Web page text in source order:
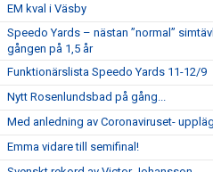
EM kval i Väsby
Speedo Yards – nästan ”normal”
gången på 1,5 år
Funktionärslista Speedo Yards 11-12/9
Nytt Rosenlundsbad på gång...
Med anledning av Coronaviruset-
Emma vidare till semifinal!